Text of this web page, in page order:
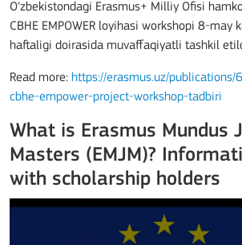
O‘zbekistondagi Erasmus+ Milliy Ofisi
CBHE EMPOWER loyihasi workshopi 8-may
haftaligi doirasida muvaffaqiyatli tashkil
Read more: https://erasmus.uz/
cbhe-empower-project-workshop-tadbiri
What is Erasmus Mundus
Masters (EMJM)?
with scholarship holders